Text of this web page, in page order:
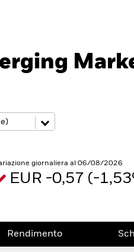
giornaliera al 06/08/2026
EUR -0,57 (-
Rendimento